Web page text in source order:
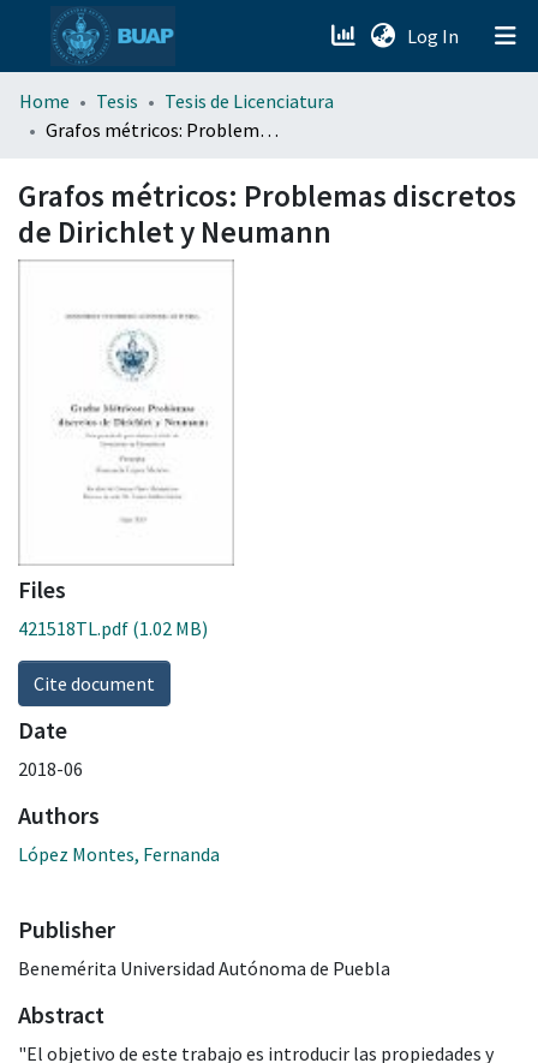
Log In (current)
menu.section.about_menu
Home Tesis
Tesis de Licenciatura
Grafos métricos: Problemas discretos de Dirichlet y Neumann
Grafos métricos: Problemas discretos
de Dirichlet y Neumann
Files
421518TL.pdf (1.02 MB)
Cite document
Date
2018-06
Authors
López Montes, Fernanda
Publisher
Benemérita Universidad Autónoma de Puebla
Abstract
"El objetivo de este trabajo es introducir las propiedades y